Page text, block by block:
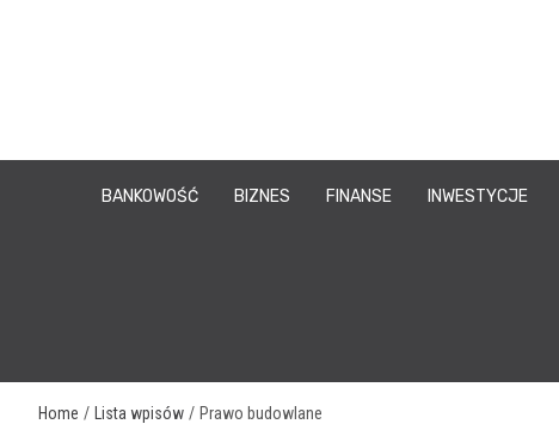
BANKOWOŚĆ BIZNES FINANSE INWESTYCJE
Home Lista wpisów Prawo budowlane